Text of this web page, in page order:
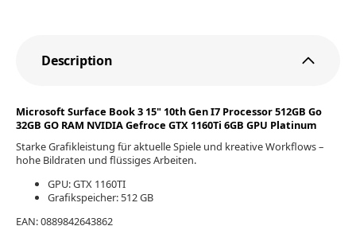
Description
Microsoft Surface Book 3 15" 10th Gen I7 Processor 512GB Go
32GB GO RAM NVIDIA Gefroce GTX 1160Ti 6GB GPU Platinum
Starke Grafikleistung für aktuelle Spiele und kreative Workflows –
hohe Bildraten und flüssiges Arbeiten.
GPU: GTX 1160TI
Grafikspeicher: 512 GB
EAN: 0889842643862